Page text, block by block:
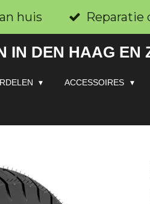
huis Reparatie
IN DEN HAAG EN
ACCESSOIRES